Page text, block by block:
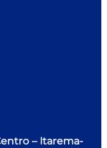
– Itarema-